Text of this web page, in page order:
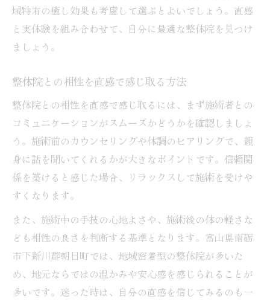
域特有の癒し効果も考慮して選ぶとよいでしょう。直感
と実体験を組み合わせて、自分に最適な整体院を見つけ
ましょう。
整体院との相性を直感で感じ取る方法
整体院との相性を直感で感じ取るには、まず施術者との
コミュニケーションがスムーズかどうかを確認しましょ
う。施術前のカウンセリングや体調のヒアリングで、親
身に話を聞いてくれるかが大きなポイントです。信頼関
係を築けると感じた場合、リラックスして施術を受けや
すくなります。
また、施術中の手技の心地よさや、施術後の体の軽さな
ども相性の良さを判断する基準となります。富山県南砺
市下新川郡朝日町では、地域密着型の整体院が多いた
め、地元ならではの温かみや安心感を感じられることが
多いです。迷った時は、自分の直感を信じてみるのも一